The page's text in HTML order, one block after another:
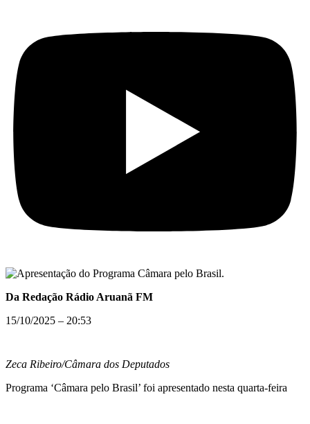
Da Redação Rádio Aruanã FM
15/10/2025 – 20:53
Zeca Ribeiro/Câmara dos Deputados
Programa ‘Câmara pelo Brasil’ foi apresentado nesta quarta-feira